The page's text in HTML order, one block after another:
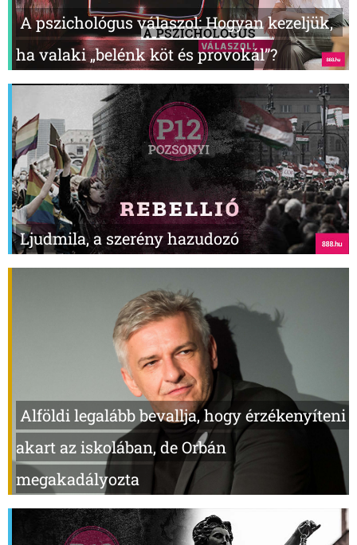
A pszichológus válaszol: Hogyan kezeljük,
ha valaki „belénk köt és provokál”?
Ljudmila, a szerény hazudozó
Alföldi legalább bevallja, hogy érzékenyíteni
akart az iskolában, de Orbán
megakadályozta